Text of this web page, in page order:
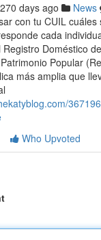
270 days ago News
con tu CUIL cuáles
cada
Doméstico
Popular
más amplia que
Who Upvoted